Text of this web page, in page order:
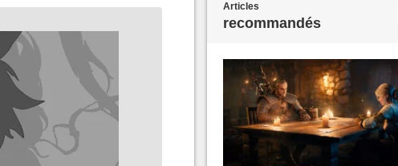
Articles
recommandés